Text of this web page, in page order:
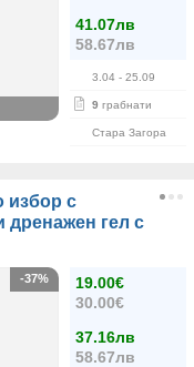
41.07лв
58.67лв
3.04 - 25.09
9 грабнати
Стара Загора
избор с
дренажен гел с
19.00€
30.00€
37.16лв
58.67лв
-37%